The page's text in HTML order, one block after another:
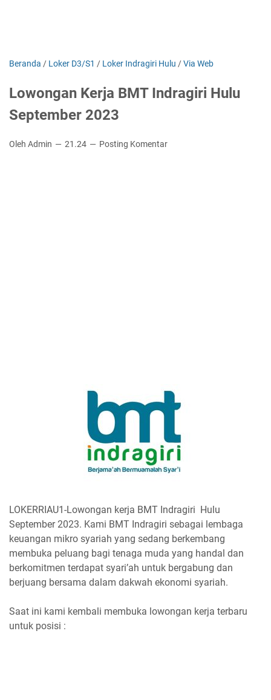
Beranda / Loker D3/S1 / Loker Indragiri Hulu /Via Web
Lowongan Kerja BMT Indragiri Hulu
September 2023
Oleh Admin 21.24 Posting Komentar
LOKERRIAU1-Lowongan kerja BMT Indragiri Hulu
September 2023. Kami BMT Indragiri sebagai lembaga
keuangan mikro syariah yang sedang berkembang
membuka peluang bagi tenaga muda yang handal dan
berkomitmen terdapat syari’ah untuk bergabung dan
berjuang bersama dalam dakwah ekonomi syariah.
Saat ini kami kembali membuka lowongan kerja terbaru
untuk posisi :